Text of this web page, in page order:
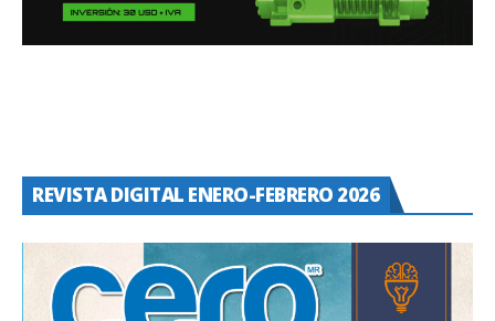
REVISTA DIGITAL ENERO-FEBRERO 2026